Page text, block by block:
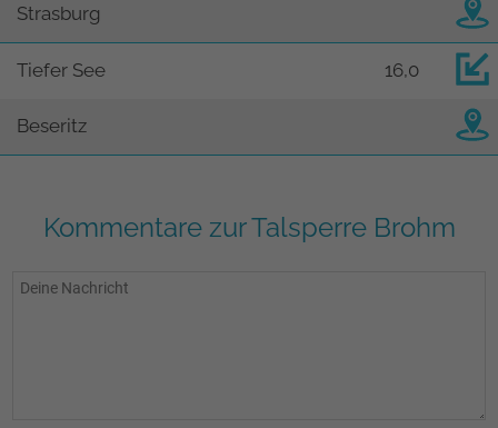
Strasburg
Tiefer See 16,0
Beseritz
Kommentare zur Talsperre Brohm